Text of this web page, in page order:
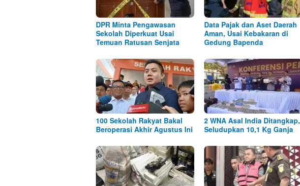
DPR Minta Pengawasan
Sekolah Diperkuat Usai
Temuan Ratusan Senjata
Data Pajak dan Aset Daerah
Aman, Usai Kebakaran di
Gedung Bapenda
100 Sekolah Rakyat Bakal
Beroperasi Akhir Agustus Ini
2 WNA Asal India Ditangkap,
Seludupkan 10,1 Kg Ganja